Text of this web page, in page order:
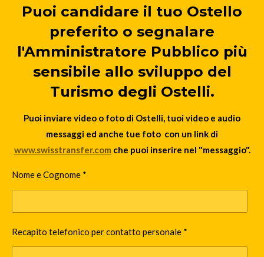
Puoi candidare il tuo Ostello
preferito o segnalare
l'Amministratore Pubblico più
sensibile allo sviluppo del
Turismo degli Ostelli.
Puoi inviare video o foto di Ostelli, tuoi video e audio
messaggi ed anche tue foto con un link di
www.swisstransfer.com che puoi inserire nel "messaggio".
Nome e Cognome *
Recapito telefonico per contatto personale *